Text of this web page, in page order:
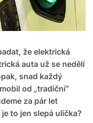
že elektrická
auta už se nedělí
snad každý
od „tradiční“
za pár let
to jen slepá ulička?